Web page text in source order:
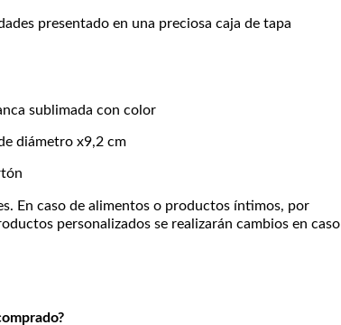
presentado en una preciosa caja de tapa
sublimada con color
diámetro x9,2 cm
En caso de alimentos o productos íntimos, por
personalizados se realizarán cambios en caso